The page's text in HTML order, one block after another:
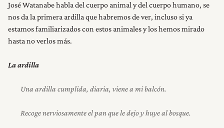
José Watanabe habla del cuerpo animal y del cuerpo humano, se
nos da la primera ardilla que habremos de ver, incluso si ya
estamos familiarizados con estos animales y los hemos mirado
hasta no verlos más.
La ardilla
Una ardilla cumplida, diaria, viene a mi balcón.
Recoge nerviosamente el pan que le dejo y huye al bosque.